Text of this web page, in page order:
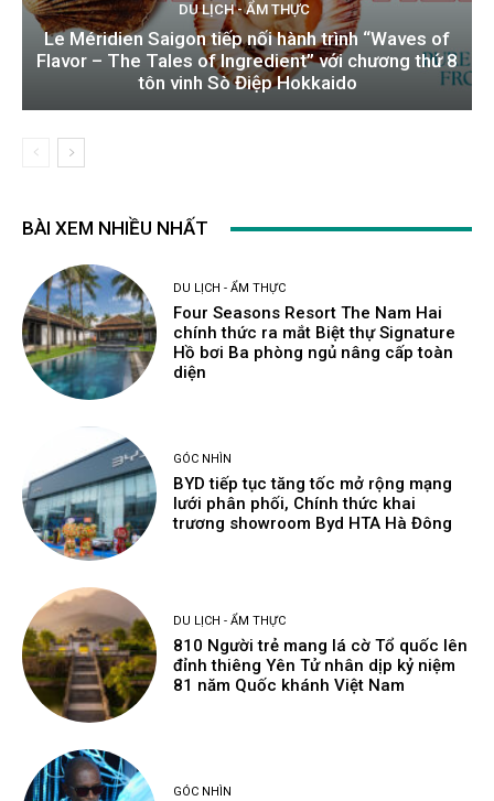
DU LỊCH - ẨM THỰC
Le Méridien Saigon tiếp nối hành trình “Waves of
Flavor – The Tales of Ingredient” với chương thứ 8
tôn vinh Sò Điệp Hokkaido
BÀI XEM NHIỀU NHẤT
DU LỊCH - ẨM THỰC
Four Seasons Resort The Nam Hai
chính thức ra mắt Biệt thự Signature
Hồ bơi Ba phòng ngủ nâng cấp toàn
diện
GÓC NHÌN
BYD tiếp tục tăng tốc mở rộng mạng
lưới phân phối, Chính thức khai
trương showroom Byd HTA Hà Đông
DU LỊCH - ẨM THỰC
810 Người trẻ mang lá cờ Tổ quốc lên
đỉnh thiêng Yên Tử nhân dịp kỷ niệm
81 năm Quốc khánh Việt Nam
GÓC NHÌN